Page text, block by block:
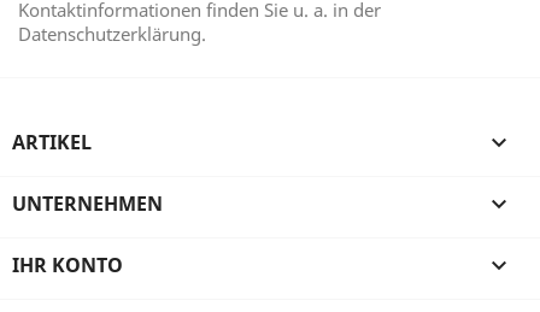
Kontaktinformationen finden Sie u. a. in der
Datenschutzerklärung.
ARTIKEL 
UNTERNEHMEN 
IHR KONTO 